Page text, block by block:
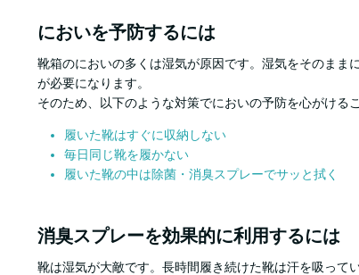
においを予防するには
靴箱のにおいの多くは湿気が原因です。湿気をそのまま
が必要になります。
そのため、以下のような対策でにおいの予防を心がける
履いた靴はすぐに収納しない
毎日同じ靴を履かない
履いた靴の中は除菌・消臭スプレーでサッと拭く
消臭スプレーを効果的に利用するには
靴は湿気が大敵です。長時間履き続けた靴は汗を吸って